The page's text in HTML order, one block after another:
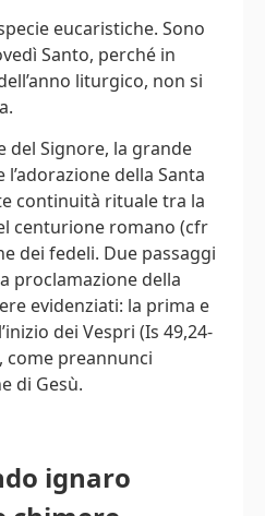
eucaristiche. Sono
Santo, perché in
liturgico, non si
del Signore, la grande
della Santa
continuità rituale tra la
centurione romano (cfr
dei fedeli. Due passaggi
proclamazione della
evidenziati: la prima e
dei Vespri (Is 49,24-
come preannunci
di Gesù.
ignaro